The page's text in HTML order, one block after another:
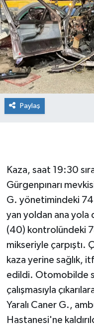
Paylaş
Kaza, saat 19:30
Gürgenpınarı
G. yönetimindeki
yan yoldan ana yola
(40) kontrolündeki
mikseriyle çarpıştı.
kaza yerine sağlık,
edildi. Otomobilde
çalışmasıyla
Yaralı Caner G.,
Hastanesi'ne